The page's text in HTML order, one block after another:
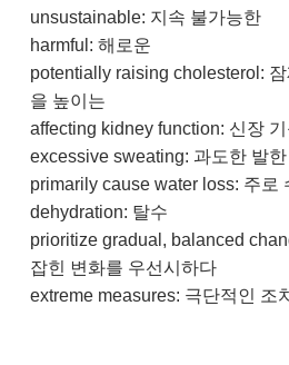
unsustainable: 지속 불가능한
harmful: 해로운
potentially raising cholesterol:
을 높이는
affecting kidney function: 신장
excessive sweating: 과도한 발한
primarily cause water loss: 주로
dehydration: 탈수
prioritize gradual, balanced
잡힌 변화를 우선시하다
extreme measures: 극단적인 조치